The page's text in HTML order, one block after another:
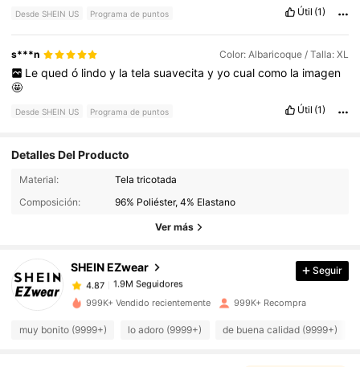
Desde SHEIN US Programa de puntos Útil (1)
s***n Color: Albaricoque / Talla: XL
Le qued ó lindo y la tela suavecita y yo cual como la imagen
🤩
Desde SHEIN US Programa de puntos Útil (1)
Detalles Del Producto
Material:
Tela tricotada
Composición:
96% Poliéster, 4% Elastano
Ver más
SHEIN EZwear
1.9M Seguidores
1.9M Seguidores
4.87
1.9M Seguidores
4.87 1.9M Seguidores
Seguir
999K+ Vendido recientemente 999K+ Recompra
muy bonito (9999+) lo adoro (9999+) de buena calidad (9999+)